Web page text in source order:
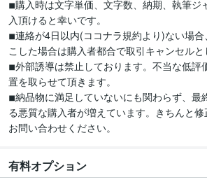
◾︎購入時は文字単価、文字数、納期、執筆
入頂けると幸いです。
◾︎連絡が4日以内(ココナラ規約より)ない場
こした場合は購入者都合で取引キャンセルと
◾︎外部誘導は禁止しております。不当な低
置を取らせて頂きます。
◾︎納品物に満足していないにも関わらず、
る悪質な購入者が増えています。きちんと
お問い合わせください。
有料オプション